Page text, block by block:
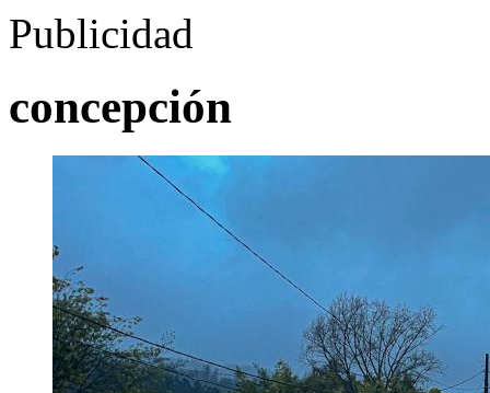
Publicidad
concepción